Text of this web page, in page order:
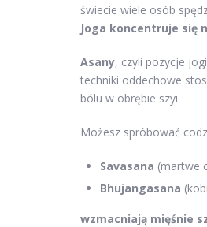
świecie wiele osób
Joga koncentruje się
Asany, czyli pozycje
techniki oddechowe
bólu w obrębie szyi.
Możesz spróbować
Savasana (martwe
Bhujangasana
wzmacniają mięśnie